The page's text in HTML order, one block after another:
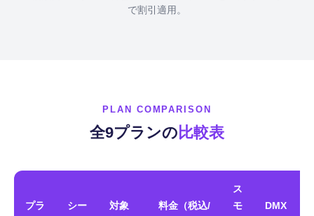
で割引適用。
PLAN COMPARISON
全9プランの 比較表
プラ
シー
対象
料金（税込/
ス
モ
DMX